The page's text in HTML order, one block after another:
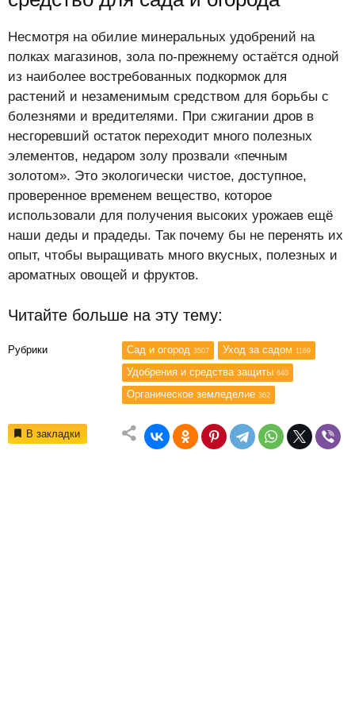
Несмотря на обилие минеральных удобрений на
полках магазинов, зола по-прежнему остаётся одной
из наиболее востребованных подкормок для
растений и незаменимым средством для борьбы с
болезнями и вредителями. При сжигании дров в
несгоревший остаток переходит много полезных
элементов, недаром золу прозвали «печным
золотом». Это экологически чистое, доступное,
проверенное временем вещество, которое
использовали для получения высоких урожаев ещё
наши деды и прадеды. Так почему бы не перенять их
опыт, чтобы выращивать много вкусных, полезных и
ароматных овощей и фруктов.
Читайте больше на эту тему:
Рубрики Сад и огород 3507 Уход за садом 1169
Удобрения и средства защиты 640
Органическое земледелие 362
В закладки